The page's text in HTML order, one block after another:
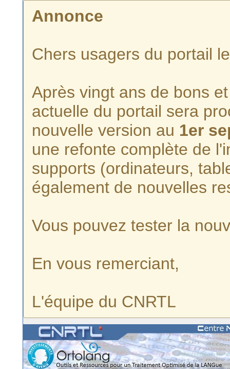
Annonce
Chers usagers du portail
Après vingt ans de bons
actuelle du portail sera
nouvelle version au 1er
une refonte complète de
supports (ordinateurs,
également de nouvelles
Vous pouvez tester la
En vous remerciant,
L'équipe du CNRTL